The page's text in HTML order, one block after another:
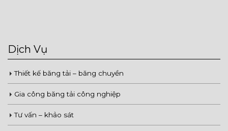
Dịch Vụ
Thiết kế băng tải – băng chuyền
Gia công băng tải công nghiệp
Tư vấn – khảo sát